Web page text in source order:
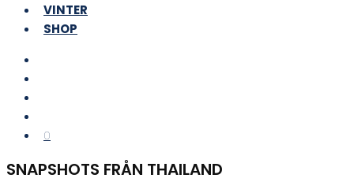
VINTER
SHOP
0
SNAPSHOTS FRÅN THAILAND